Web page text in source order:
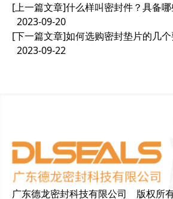
[上一篇文章]什么样叫密封件？具备
2023-09-20
[下一篇文章]如何选购密封垫片的几
2023-09-22
广东德龙密封科技有限公司 版权所